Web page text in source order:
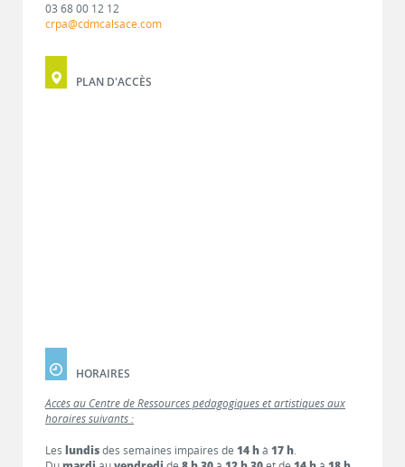
03 68 00 12 12
crpa@cdmcalsace.com
PLAN D'ACCÈS
HORAIRES
Accès au Centre de Ressources pédagogiques et artistiques aux
horaires suivants :
Les lundisdes semaines impaires de 14 hà 17 h.